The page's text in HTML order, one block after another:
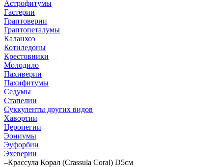
Астрофитумы
Гастерии
Граптоверии
Граптопеталумы
Каланхоэ
Котиледоны
Крестовники
Молодило
Пахиверии
Пахифитумы
Седумы
Стапелии
Суккуленты других видов
Хавортии
Церопегии
Эониумы
Эуфорбии
Эхеверии
–Крассула Корал (Crassula Coral) D5см